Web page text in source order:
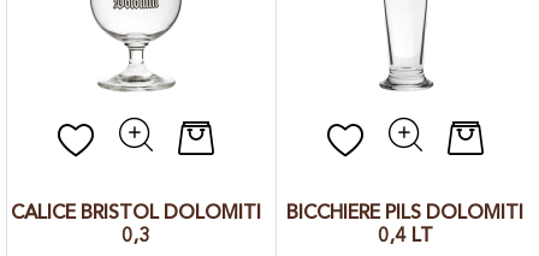
Quantità
CALICE BRISTOL DOLOMITI
0,3
BICCHIERE PILS DOLOMITI
0,4 LT